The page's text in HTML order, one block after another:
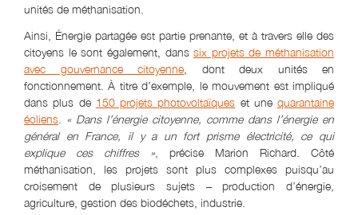
unités de méthanisation.
Ainsi, Énergie partagée est partie prenante, et à travers elle des
citoyens le sont également, danssix projets de méthanisation
avec gouvernance citoyenne , dont deux unités en
fonctionnement. À titre d’exemple, le mouvement est impliqué
dans plus de 150 projets photovoltaïques et une quarantaine
éoliens
« Dans l’énergie citoyenne, comme dans l’énergie en
général en France, il y a un fort prisme électricité, ce qui
explique ces chiffres » , précise Marion Richard. Côté
méthanisation, les projets sont plus complexes puisqu’au
croisement de plusieurs sujets – production d’énergie,
agriculture, gestion des biodéchets, industrie.